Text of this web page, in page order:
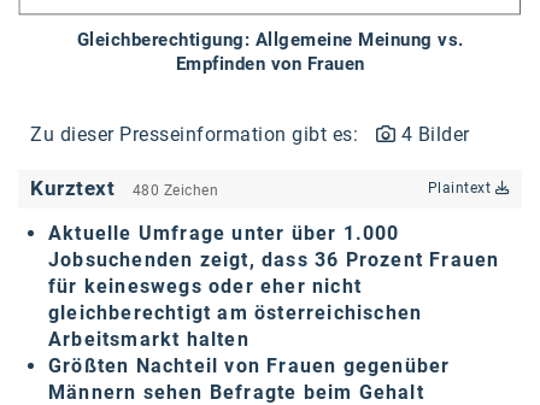
GrECo
karriere.at
Ketchum GmbH
Kinderwunschzentrum
Kostenwahrheit
Kyndryl
Gleichberechtigung: Allgemeine Meinung vs.
Empfinden von Frauen
Zu dieser Presseinformation gibt es: 4 Bilder
Kurztext 480 Zeichen Plaintext
Aktuelle Umfrage unter über 1.000
Jobsuchenden zeigt, dass 36 Prozent Frauen
für keineswegs oder eher nicht
gleichberechtigt am österreichischen
Arbeitsmarkt halten
Größten Nachteil von Frauen gegenüber
Männern sehen Befragte beim Gehalt